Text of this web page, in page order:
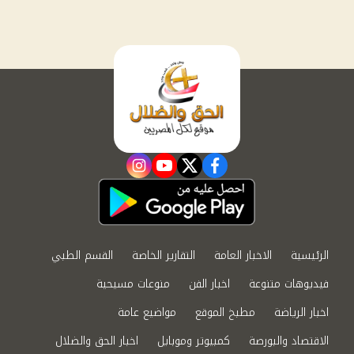
facebook
twitter
youtube
instagram
الرئيسية الاخبار العامة التقارير الخاصة
القسم الطبي
فيديوهات متنوعة
اخبار الفن
منوعات مسيحية
اخبار الرياضة
مطبخ الموقع
مواضيع عامة
الاقتصاد والبورصة
كمبيوتر وموبايل اخبار الحق والضلال